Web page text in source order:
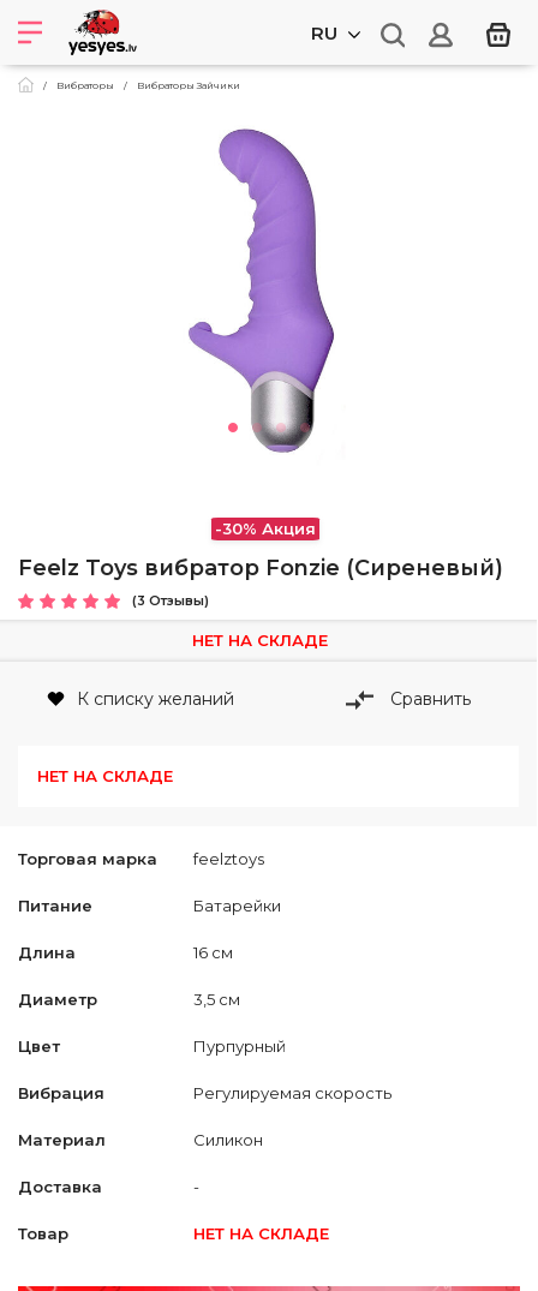
RU
Вибраторы Вибраторы Зайчики
-30% Акция
Feelz Toys вибратор Fonzie (Сиреневый)
(3 Отзывы)
Торговая марка feelztoys
Питание Батарейки
Длина 16 см
Диаметр 3,5 см
Цвет Пурпурный
Вибрация Регулируемая скорость
Материал Силикон
Доставка -
Товар НЕТ НА СКЛАДЕ
НЕТ НА СКЛАДЕ
К списку желаний Сравнить
НЕТ НА СКЛАДЕ